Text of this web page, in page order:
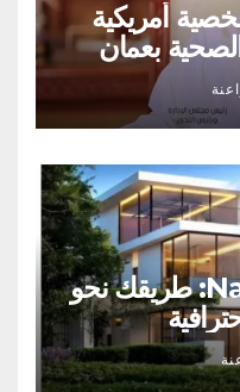
أمريكية
بعمان
شركة Nations of Sky: طريقك نحو